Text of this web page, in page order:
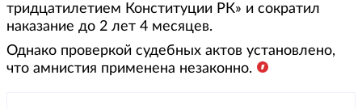
тридцатилетием Конституции РК» и сократил
наказание до 2 лет 4 месяцев.
Однако проверкой судебных актов установлено,
что амнистия применена незаконно.